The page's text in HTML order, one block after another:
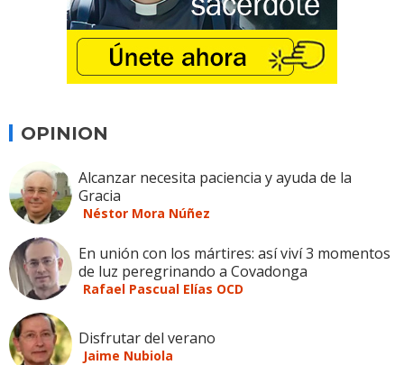
OPINION
Alcanzar necesita paciencia y ayuda de la
Gracia
Néstor Mora Núñez
En unión con los mártires: así viví 3 momentos
de luz peregrinando a Covadonga
Rafael Pascual Elías OCD
Disfrutar del verano
Jaime Nubiola